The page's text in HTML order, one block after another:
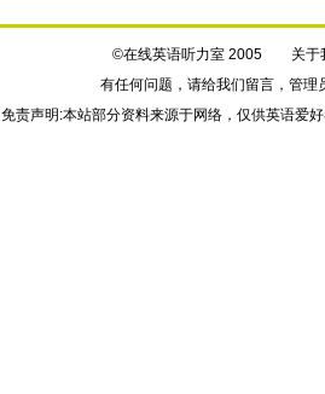
©在线英语听力室 2005 关于
有任何问题，请给我们留言，管理
免责声明:本站部分资料来源于网络，仅供英语爱